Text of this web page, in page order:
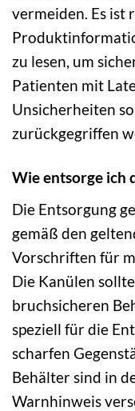
vermeiden. Es ist
zu lesen, um
Patienten mit
Unsicherheiten
zurückgegriffen
Wie entsorge ich
Die Entsorgung
gemäß den
Vorschriften für
Die Kanülen
bruchsicheren
speziell für die
scharfen
Behälter sind in
Warnhinweis